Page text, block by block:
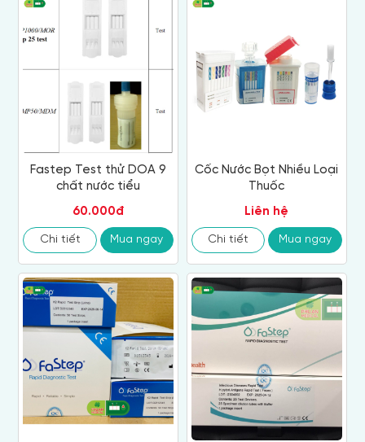
Fastep Test thử DOA 9
chất nước tiểu
60.000đ
Chi tiết Mua ngay
Cốc Nước Bọt Nhiều Loại
Thuốc
Liên hệ
Chi tiết Mua ngay